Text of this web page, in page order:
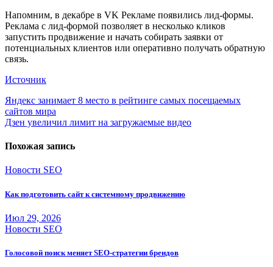
Напомним, в декабре в VK Рекламе появились лид-формы.
Реклама с лид-формой позволяет в несколько кликов
запустить продвижение и начать собирать заявки от
потенциальных клиентов или оперативно получать обратную
связь.
Источник
Навигация
по
Яндекс занимает 8 место в рейтинге самых посещаемых
сайтов мира
Дзен увеличил лимит на загружаемые видео
Похожая запись
Новости SEO
Как подготовить сайт к системному продвижению
Июл 29, 2026
Новости SEO
Голосовой поиск меняет SEO-стратегии брендов